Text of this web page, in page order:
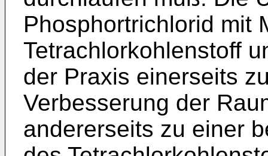
Phosphortrichlorid mit
Tetrachlorkohlenstoff
der Praxis einerseits
Verbesserung der
andererseits zu einer